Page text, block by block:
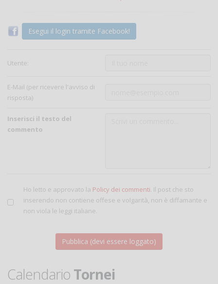
Esegui il login tramite Facebook!
Utente:
E-Mail (per ricevere l'avviso di
risposta)
Inserisci il testo del
commento
Ho letto e approvato la Policy dei commenti. Il post che sto
inserendo non contiene offese e volgarità, non è diffamante e
non viola le leggi italiane.
Calendario Tornei